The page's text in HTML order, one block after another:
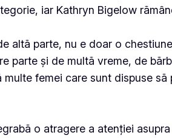
iar Kathryn Bigelow
altă parte, nu e doar o
parte și de multă vreme, de
femei care sunt dispuse
o atragere a atenției